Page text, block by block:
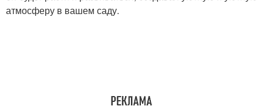
атмосферу в вашем саду.